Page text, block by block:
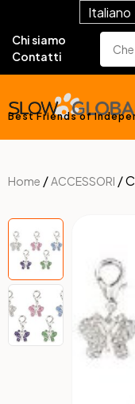
Italiano
Chi siamo
Contatti
Best Friends of
Home /ACCESSORI /